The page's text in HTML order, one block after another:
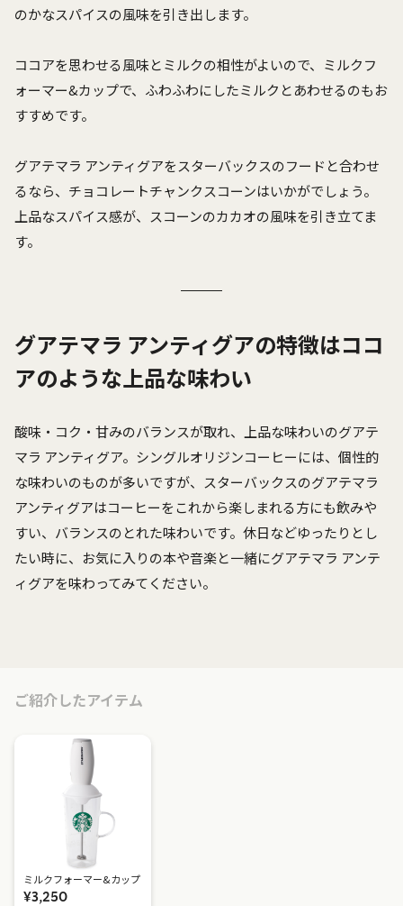
のかなスパイスの風味を引き出します。
ココアを思わせる風味とミルクの相性がよいので、ミルクフ
ォーマー&カップで、ふわふわにしたミルクとあわせるのもお
すすめです。
グアテマラ アンティグアをスターバックスのフードと合わせ
るなら、チョコレートチャンクスコーンはいかがでしょう。
上品なスパイス感が、スコーンのカカオの風味を引き立てま
す。
グアテマラ アンティグアの特徴はココ
アのような上品な味わい
酸味・コク・甘みのバランスが取れ、上品な味わいのグアテ
マラ アンティグア。シングルオリジンコーヒーには、個性的
な味わいのものが多いですが、スターバックスのグアテマラ
アンティグアはコーヒーをこれから楽しまれる方にも飲みや
すい、バランスのとれた味わいです。休日などゆったりとし
たい時に、お気に入りの本や音楽と一緒にグアテマラ アンテ
ィグアを味わってみてください。
ご紹介したアイテム
ミルクフォーマー&カップ
¥3,250